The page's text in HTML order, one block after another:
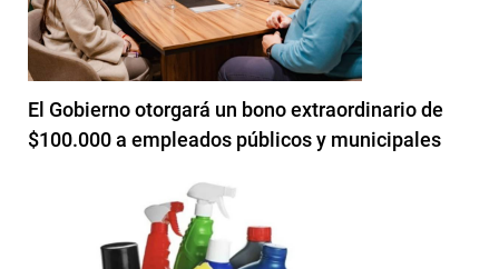
El Gobierno otorgará un bono extraordinario de
$100.000 a empleados públicos y municipales